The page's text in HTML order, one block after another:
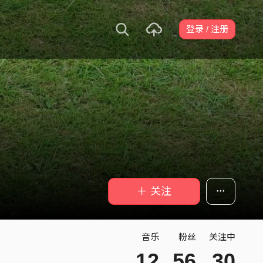
登录 / 注册
＋ 关注
音乐 粉丝 关注中